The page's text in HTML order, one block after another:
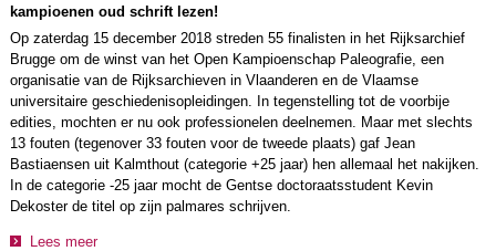
kampioenen oud schrift lezen!
Op zaterdag 15 december 2018 streden 55 finalisten in het Rijksarchief
Brugge om de winst van het Open Kampioenschap Paleografie, een
organisatie van de Rijksarchieven in Vlaanderen en de Vlaamse
universitaire geschiedenisopleidingen. In tegenstelling tot de voorbije
edities, mochten er nu ook professionelen deelnemen. Maar met slechts
13 fouten (tegenover 33 fouten voor de tweede plaats) gaf Jean
Bastiaensen uit Kalmthout (categorie +25 jaar) hen allemaal het nakijken.
In de categorie -25 jaar mocht de Gentse doctoraatsstudent Kevin
Dekoster de titel op zijn palmares schrijven.
Lees meer